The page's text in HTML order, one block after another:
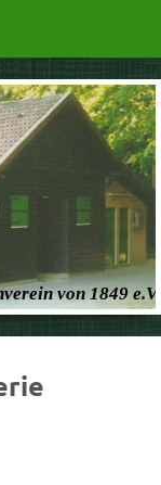
von 1849 e.V.